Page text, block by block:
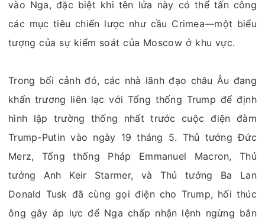
vào Nga, đặc biệt khi tên lửa này có thể tấn công
các mục tiêu chiến lược như cầu Crimea—một biểu
tượng của sự kiểm soát của Moscow ở khu vực.
Trong bối cảnh đó, các nhà lãnh đạo châu Âu đang
khẩn trương liên lạc với Tổng thống Trump để định
hình lập trường thống nhất trước cuộc điện đàm
Trump-Putin vào ngày 19 tháng 5. Thủ tướng Đức
Merz, Tổng thống Pháp Emmanuel Macron, Thủ
tướng Anh Keir Starmer, và Thủ tướng Ba Lan
Donald Tusk đã cùng gọi điện cho Trump, hối thúc
ông gây áp lực để Nga chấp nhận lệnh ngừng bắn